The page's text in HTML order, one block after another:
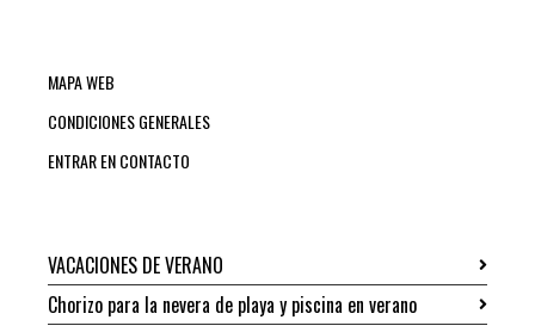
MAPA WEB
CONDICIONES GENERALES
ENTRAR EN CONTACTO
VACACIONES DE VERANO
Chorizo para la nevera de playa y piscina en verano